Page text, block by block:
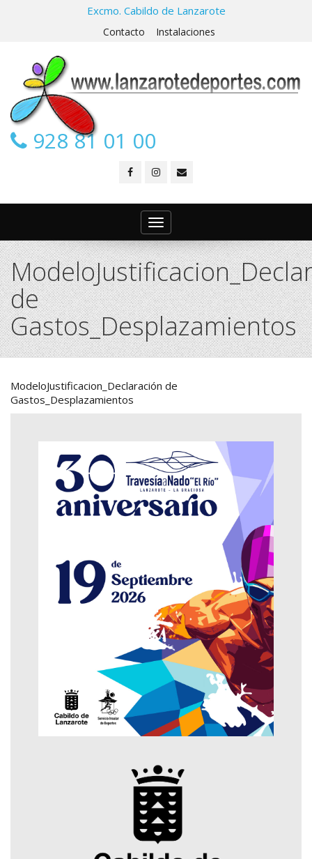
Excmo. Cabildo de Lanzarote
Contacto Instalaciones
928 81 01 00
Toggle
navigation
de
Gastos_Desplazamientos
ModeloJustificacion_Declaración de
Gastos_Desplazamientos